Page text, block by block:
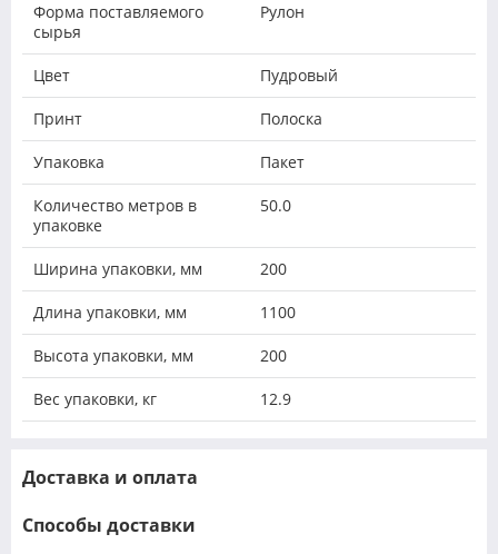
Форма поставляемого
сырья
Рулон
Цвет Пудровый
Принт Полоска
Упаковка Пакет
Количество метров в
упаковке
50.0
Ширина упаковки, мм 200
Длина упаковки, мм 1100
Высота упаковки, мм 200
Вес упаковки, кг 12.9
Доставка и оплата
Способы доставки